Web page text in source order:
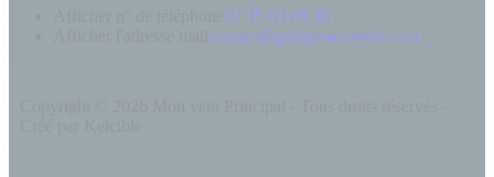
02 35 63 89 08
contact@groupemonveto.com